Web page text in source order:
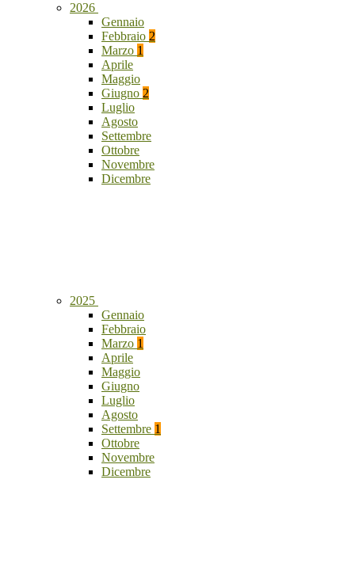
2026
Gennaio
Febbraio 2
Marzo 1
Aprile
Maggio
Giugno 2
Luglio
Agosto
Settembre
Ottobre
Novembre
Dicembre
2025
Gennaio
Febbraio
Marzo 1
Aprile
Maggio
Giugno
Luglio
Agosto
Settembre 1
Ottobre
Novembre
Dicembre